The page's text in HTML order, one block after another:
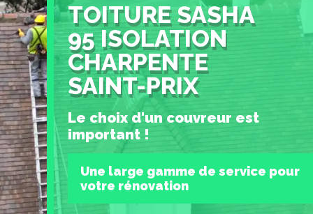
TOITURE SASHA
95 ISOLATION
CHARPENTE
SAINT-PRIX
Le choix d'un couvreur est
important !
Une large gamme de service pour
votre rénovation